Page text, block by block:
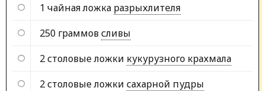
1 чайная ложка разрыхлителя
250 граммовсливы
2 столовые ложки кукурузного крахмала
2 столовые ложки сахарной пудры